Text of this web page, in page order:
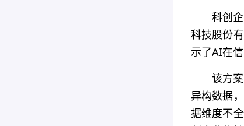
科创
科技股份
示了AI在
该方
异构数据
据维度不